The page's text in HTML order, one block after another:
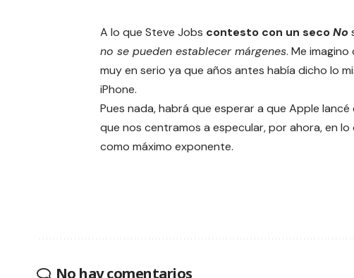
A lo que Steve Jobs contesto con un secoNo
no se pueden establecer márgenes. Me
muy en serio ya que años antes había dicho lo
iPhone.
Pues nada, habrá que esperar a que Apple lancé
que nos centramos a especular, por ahora, en
como máximo exponente.
No hay comentarios